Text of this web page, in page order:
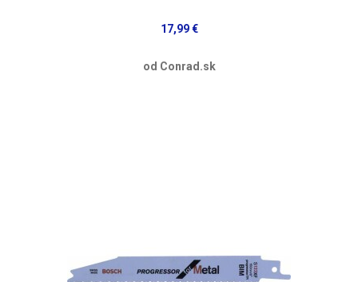
17,99 €
od Conrad.sk